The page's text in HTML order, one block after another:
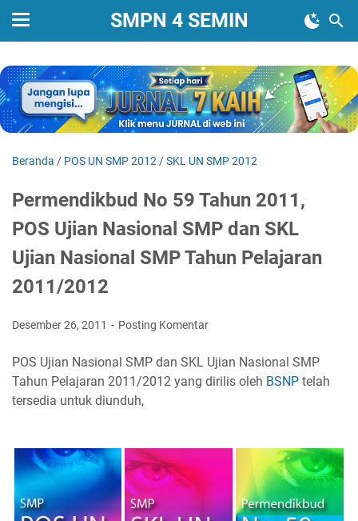
SMPN 4 SEMIN
Beranda / POS UN SMP 2012 /SKL UN SMP 2012
Permendikbud No 59 Tahun 2011,
POS Ujian Nasional SMP dan SKL
Ujian Nasional SMP Tahun Pelajaran
2011/2012
Desember 26, 2011 Posting Komentar
POS Ujian Nasional SMP dan SKL Ujian Nasional SMP
Tahun Pelajaran 2011/2012 yang dirilis oleh BSNP telah
tersedia untuk diunduh,